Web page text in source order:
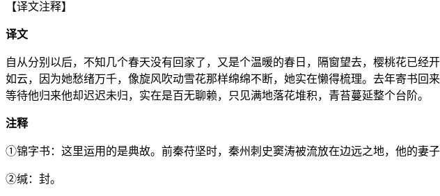
【译文注释】
译文
自从分别以后，不知几个春天没有回家了，又是个温暖的春日，隔窗望去，樱桃花已
如云，因为她愁绪万千，像旋风吹动雪花那样绵绵不断，她实在懒得梳理。去年寄书回
等待他归来他却迟迟未归，实在是百无聊赖，只见满地落花堆积，青苔蔓延整个台阶。
注释
①锦字书：这里运用的是典故。前秦苻坚时，秦州刺史窦涛被流放在边远之地，他的妻
②缄：封。